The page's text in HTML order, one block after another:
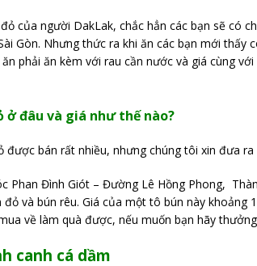
của người DakLak, chắc hẳn các bạn sẽ có
Gòn. Nhưng thức ra khi ăn các bạn mới thấy
phải ăn kèm với rau cần nước và giá cùng
ở đâu và giá như thế nào?
được bán rất nhiều, nhưng chúng tôi xin đưa
Phan Đình Giót – Đường Lê Hồng Phong,
đỏ và bún rêu. Giá của một tô bún này khoảng
về làm quà được, nếu muốn bạn hãy
canh cá dầm